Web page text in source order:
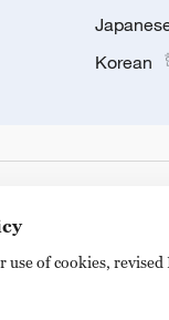
Korean
of cookies,